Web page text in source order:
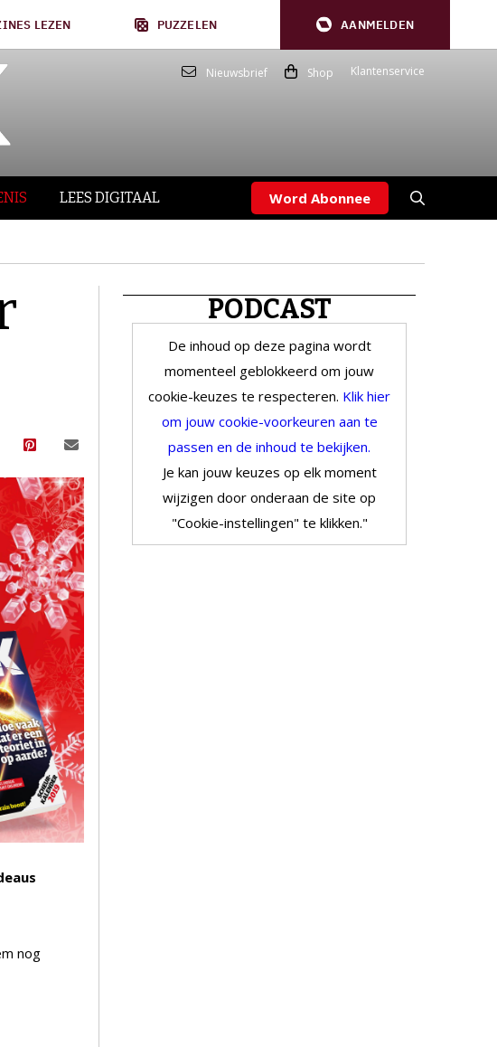
LEZEN PUZZELEN AANMELDEN
Nieuwsbrief Shop Klantenservice
LEES DIGITAAL Word Abonnee
nog
PODCAST
De inhoud op deze pagina wordt
momenteel geblokkeerd om jouw
cookie-keuzes te respecteren. Klik hier
om jouw cookie-voorkeuren aan te
passen en de inhoud te bekijken.
Je kan jouw keuzes op elk moment
wijzigen door onderaan de site op
"Cookie-instellingen" te klikken."